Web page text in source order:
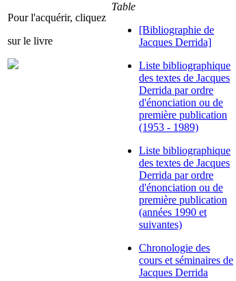
Pour l'acquérir, cliquez
sur le livre
Table
[Bibliographie de
Jacques Derrida]
Liste bibliographique
des textes de Jacques
Derrida par ordre
d'énonciation ou de
première publication
(1953 - 1989)
Liste bibliographique
des textes de Jacques
Derrida par ordre
d'énonciation ou de
première publication
(années 1990 et
suivantes)
Chronologie des
cours et séminaires de
Jacques Derrida